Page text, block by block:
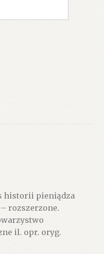
historii pieniądza
rozszerzone.
il. opr. oryg.